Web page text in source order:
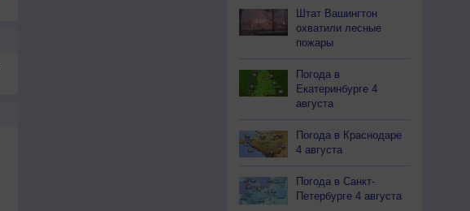
Штат Вашингтон
охватили лесные
пожары
Погода в
Екатеринбурге 4
августа
Погода в Краснодаре
4 августа
Погода в Санкт-
Петербурге 4 августа